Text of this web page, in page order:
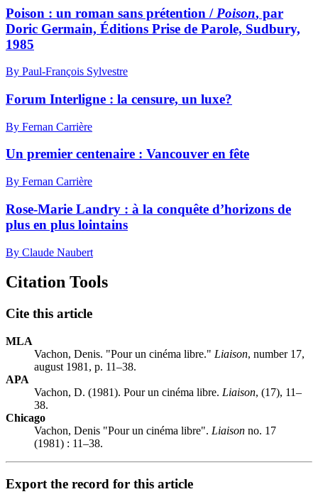
Poison : un roman sans prétention / Poison, par
Doric Germain, Éditions Prise de Parole, Sudbury,
1985
By Paul-François Sylvestre
Forum Interligne : la censure, un luxe?
By Fernan Carrière
Un premier centenaire : Vancouver en fête
By Fernan Carrière
Rose-Marie Landry : à la conquête d’horizons de
plus en plus lointains
By Claude Naubert
Citation Tools
Cite this article
MLA
Vachon, Denis. "Pour un cinéma libre." Liaison, number 17,
august 1981, p. 11–38.
APA
Vachon, D. (1981). Pour un cinéma libre. Liaison, (17), 11–
38.
Chicago
Vachon, Denis "Pour un cinéma libre". Liaison no. 17
(1981) : 11–38.
Export the record for this article